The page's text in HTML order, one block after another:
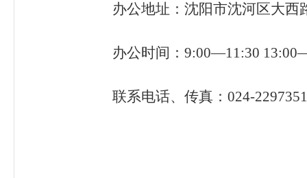
办公地址：沈阳市沈河区大西
办公时间：9:00—11:30
联系电话、传真：024-